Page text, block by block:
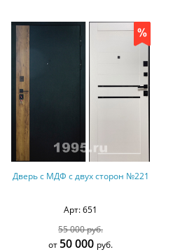
Дверь с МДФ с двух сторон №221
Арт: 651
55 000 руб.
от 50 000 руб.